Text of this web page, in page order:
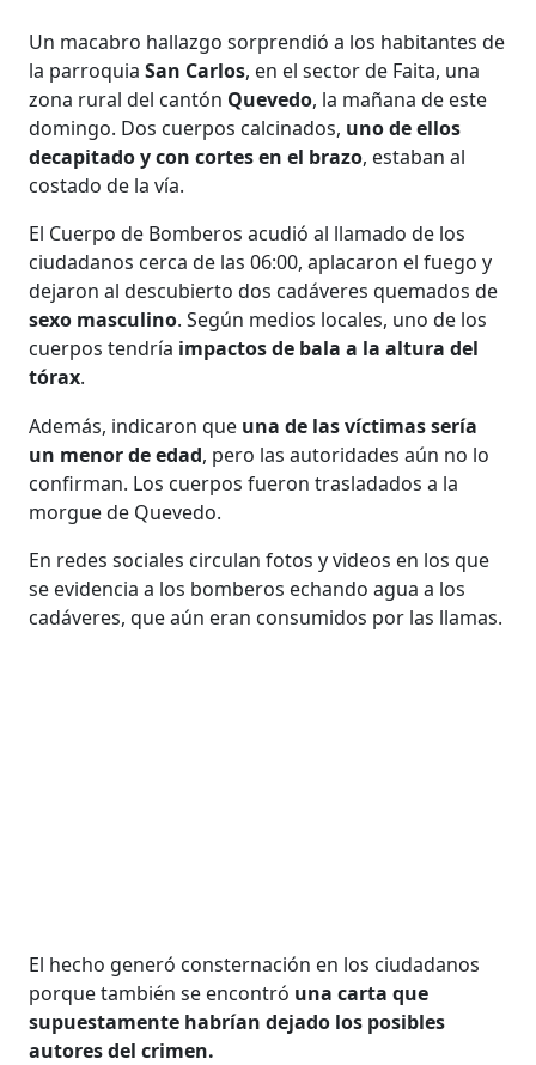
Un macabro hallazgo sorprendió a los habitantes de
la parroquiaSan Carlos, en el sector de Faita, una
zona rural del cantón Quevedo, la mañana de este
domingo. Dos cuerpos calcinados, uno de ellos
decapitado y con cortes en el brazo, estaban al
costado de la vía.
El Cuerpo de Bomberos acudió al llamado de los
ciudadanos cerca de las 06:00, aplacaron el fuego y
dejaron al descubierto dos cadáveres quemados de
sexo masculino. Según medios locales, uno de los
cuerpos tendría impactos de bala a la altura del
tórax.
Además, indicaron que una de las víctimas sería
un menor de edad, pero las autoridades aún no lo
confirman. Los cuerpos fueron trasladados a la
morgue de Quevedo.
En redes sociales circulan fotos y videos en los que
se evidencia a los bomberos echando agua a los
cadáveres, que aún eran consumidos por las llamas.
El hecho generó consternación en los ciudadanos
porque también se encontró una carta que
supuestamente habrían dejado los posibles
autores del crimen.